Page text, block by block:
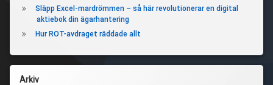
Släpp Excel-mardrömmen – så här revolutionerar en digital
aktiebok din ägarhantering
Hur ROT-avdraget räddade allt
Arkiv